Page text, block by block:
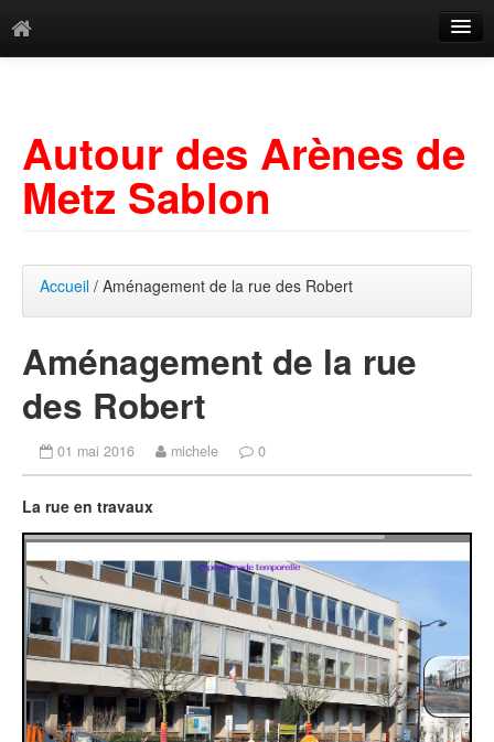
Mots-clés
Autour des Arènes de
Metz Sablon
Accueil / Aménagement de la rue des Robert
Aménagement de la rue
des Robert
01 mai 2016 michele 0
La rue en travaux